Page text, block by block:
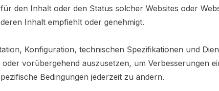
den Inhalt oder den Status solcher Websites oder
Inhalt empfiehlt oder genehmigt.
Konfiguration, technischen Spezifikationen und
vorübergehend auszusetzen, um Verbesserungen
Bedingungen jederzeit zu ändern.